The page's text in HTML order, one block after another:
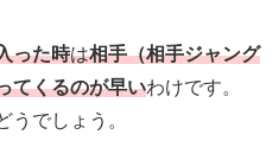
った時は相手（相手ジャング
てくるのが早いわけです。
うでしょう。